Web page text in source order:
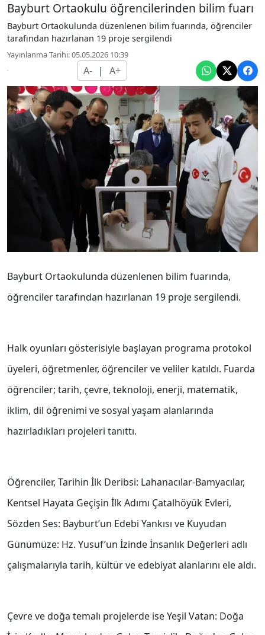
Bayburt Ortaokulu öğrencilerinden bilim fuarı
Bayburt Ortaokulunda düzenlenen bilim fuarında, öğrenciler
tarafından hazırlanan 19 proje sergilendi
Yayınlanma Tarihi: 05.05.2026 10:39
A- | A+
Bayburt Ortaokulunda düzenlenen bilim fuarında,
öğrenciler tarafından hazırlanan 19 proje sergilendi.
Halk oyunları gösterisiyle başlayan programa protokol
üyeleri, öğretmenler, öğrenciler ve veliler katıldı. Fuarda
öğrenciler; tarih, çevre, teknoloji, enerji, matematik,
iklim, dil öğrenimi ve sosyal yaşam alanlarında
hazırladıkları projeleri tanıttı.
Öğrenciler, Tarihin İlk Deribsi: Lahanacılar-Bamyacılar,
Kentsel Hayata Geçişin İlk Adımı Çatalhöyük Evleri,
Sözden Ses: Bayburt’un Edebi Yankısı ve Kuyudan
Günümüze: Hz. Yusuf’un İzinde İnsanlık Değerleri adlı
çalışmalarıyla tarih, kültür ve edebiyat alanlarını ele aldı.
Çevre ve doğa temalı projelerde ise Yeşil Vatan: Doğa